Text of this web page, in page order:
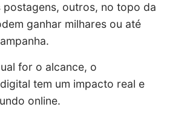
postagens, outros, no topo da
ganhar milhares ou até
for o alcance, o
tem um impacto real e
online.